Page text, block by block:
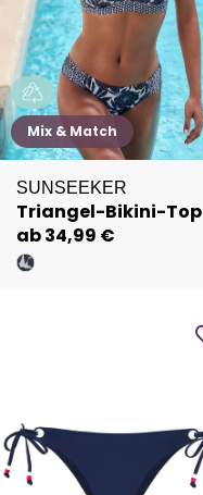
Mix & Match
SUNSEEKER
Triangel-Bikini-Top
ab 34,99 €